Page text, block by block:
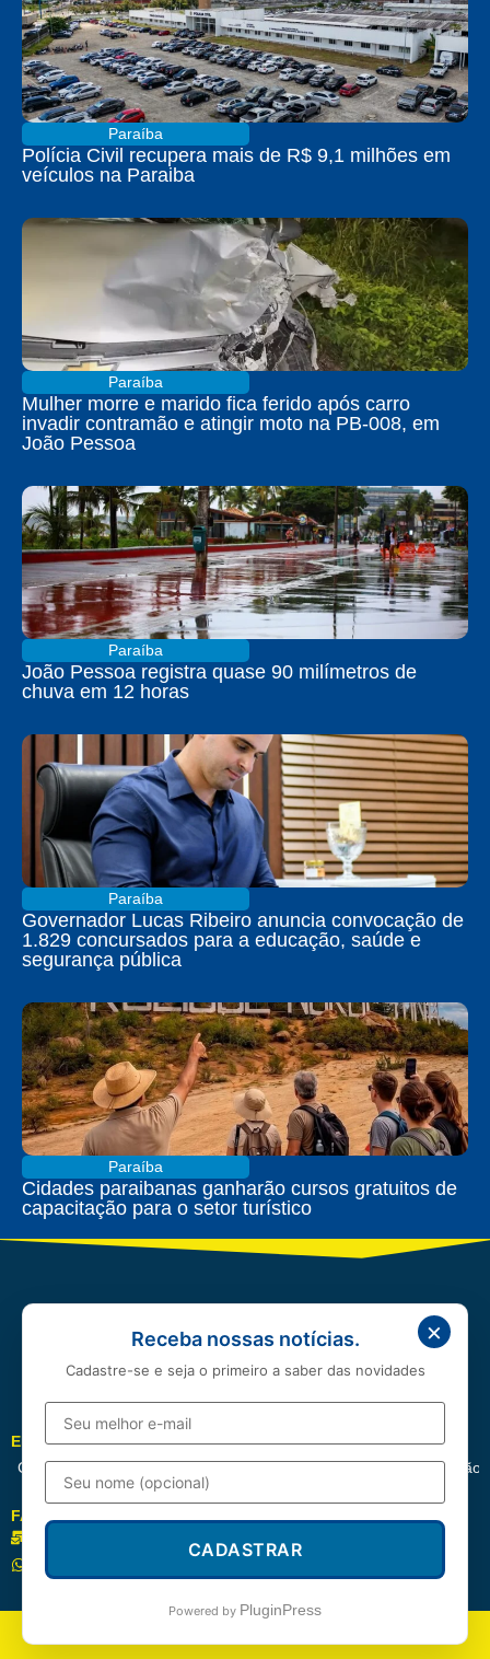
Paraíba
Polícia Civil recupera mais de R$ 9,1 milhões em
veículos na Paraiba
Paraíba
Mulher morre e marido fica ferido após carro
invadir contramão e atingir moto na PB-008, em
João Pessoa
Paraíba
João Pessoa registra quase 90 milímetros de
chuva em 12 horas
Paraíba
Governador Lucas Ribeiro anuncia convocação de
1.829 concursados para a educação, saúde e
segurança pública
Paraíba
Cidades paraibanas ganharão cursos gratuitos de
capacitação para o setor turístico
EDITORIAIS
Cotidiano
Política Esportes Cidades Entretenimento Educação
FALE CONOSCO
×
Receba nossas notícias.
Cadastre-se e seja o primeiro a saber das novidades
CADASTRAR
Powered by PluginPress